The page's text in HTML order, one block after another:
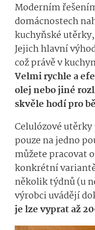
Moderním
domácnostech
kuchyňské
Jejich hlavní
což právě v
Velmi rychle a
olej nebo jiné
skvěle hodí pro
Celulózové
pouze na jedno
můžete pracovat
konkrétní
několik týdnů (u
výrobci uvádějí
je lze vyprat až